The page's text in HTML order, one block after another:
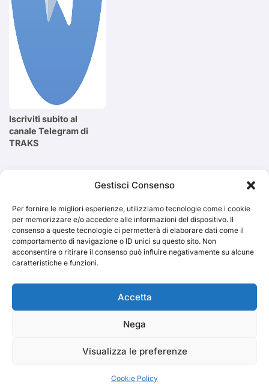
Gestisci Consenso
Per fornire le migliori esperienze, utilizziamo tecnologie come i cookie
per memorizzare e/o accedere alle informazioni del dispositivo. Il
consenso a queste tecnologie ci permetterà di elaborare dati come il
comportamento di navigazione o ID unici su questo sito. Non
acconsentire o ritirare il consenso può influire negativamente su alcune
caratteristiche e funzioni.
Accetta
Nega
Visualizza le preferenze
Cookie Policy
Iscriviti subito al
canale Telegram di
TRAKS
Cerca
TRAKS
Dal 2014 musica indipendente ed emergente